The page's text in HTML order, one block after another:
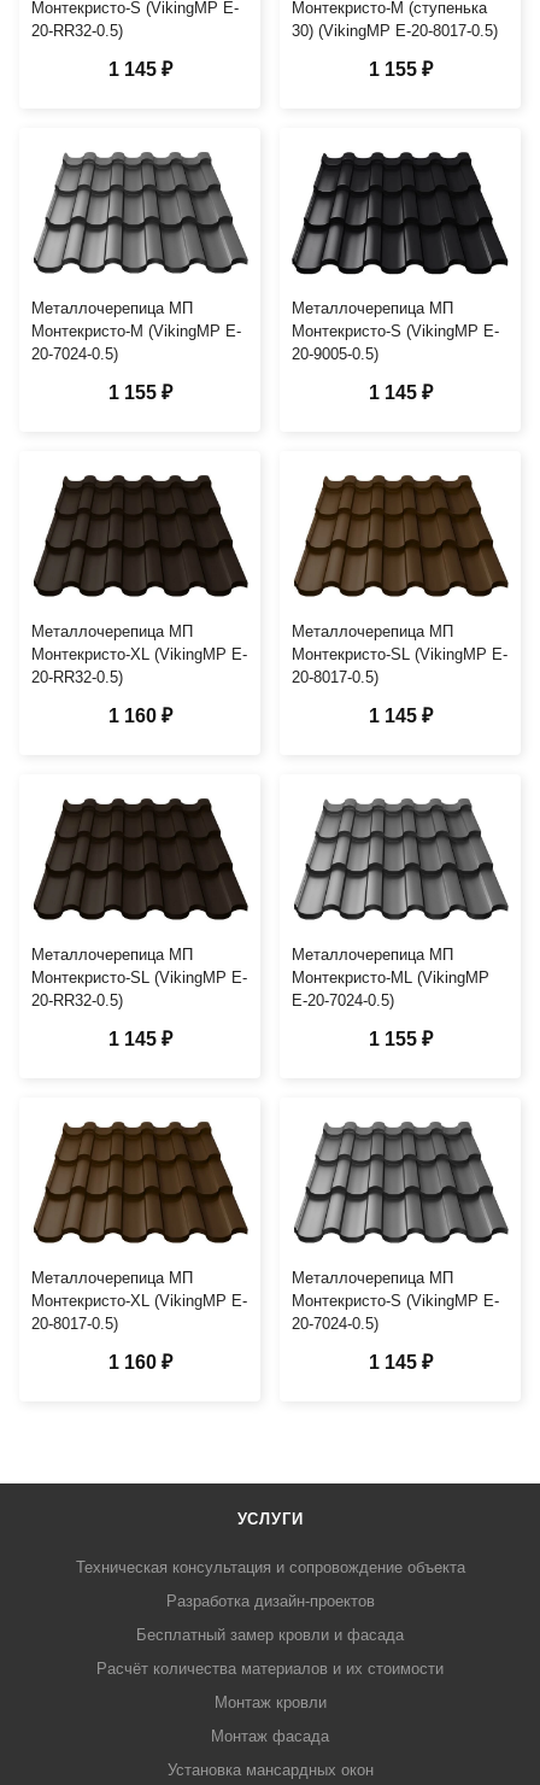
Монтекристо-S (VikingMP E-
20-RR32-0.5)
1 145 ₽
Монтекристо-M (ступенька
30) (VikingMP E-20-8017-0.5)
1 155 ₽
Металлочерепица МП
Монтекристо-M (VikingMP E-
20-7024-0.5)
1 155 ₽
Металлочерепица МП
Монтекристо-S (VikingMP E-
20-9005-0.5)
1 145 ₽
Металлочерепица МП
Монтекристо-XL (VikingMP E-
20-RR32-0.5)
1 160 ₽
Металлочерепица МП
Монтекристо-SL (VikingMP E-
20-8017-0.5)
1 145 ₽
Металлочерепица МП
Монтекристо-SL (VikingMP E-
20-RR32-0.5)
1 145 ₽
Металлочерепица МП
Монтекристо-ML (VikingMP
E-20-7024-0.5)
1 155 ₽
Металлочерепица МП
Монтекристо-XL (VikingMP E-
20-8017-0.5)
1 160 ₽
Металлочерепица МП
Монтекристо-S (VikingMP E-
20-7024-0.5)
1 145 ₽
УСЛУГИ
Техническая консультация и сопровождение объекта
Разработка дизайн-проектов
Бесплатный замер кровли и фасада
Расчёт количества материалов и их стоимости
Монтаж кровли
Монтаж фасада
Установка мансардных окон